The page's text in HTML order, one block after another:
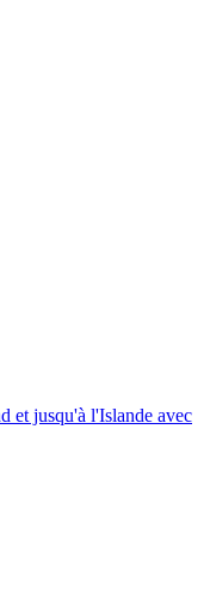
et jusqu'à l'Islande avec